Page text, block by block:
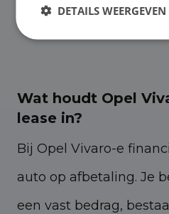
wanneer het jou
Wat houdt Opel
lease in?
Bij Opel Vivaro-e
auto op afbetaling. Je
een vast bedrag,
DETAILS WEERGEVEN